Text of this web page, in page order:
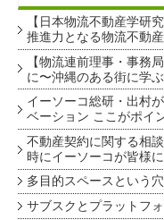
【日本物流不動産学研
推進力となる物流不動
【物流連前理事・事務
に〜沖縄のある街に学ぶ
イーソーコ総研・出村
ベーション ここがポイ
不動産契約に関する相
時にイーソーコが皆様に
多目的スペースという
サブスクとプラットフ